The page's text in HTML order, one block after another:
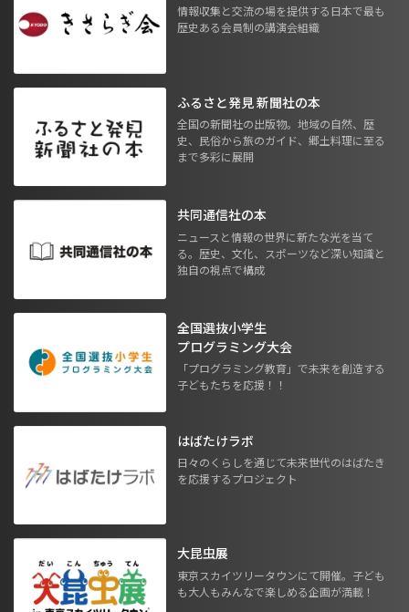
情報収集と交流の場を提供する日本で最も
歴史ある会員制の講演会組織
ふるさと発見 新聞社の本
全国の新聞社の出版物。地域の自然、歴
史、民俗から旅のガイド、郷土料理に至る
まで多彩に展開
共同通信社の本
ニュースと情報の世界に新たな光を当て
る。歴史、文化、スポーツなど深い知識と
独自の視点で構成
全国選抜小学生
プログラミング大会
「プログラミング教育」で未来を創造する
子どもたちを応援！！
はばたけラボ
日々のくらしを通じて未来世代のはばたき
を応援するプロジェクト
大昆虫展
東京スカイツリータウンにて開催。子ども
も大人もみんなで楽しめる企画が満載！